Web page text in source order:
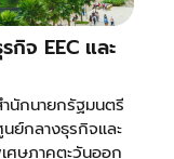
จ EEC และ
นักนายกรัฐมนตรี
ย์กลางธุรกิจและ
ศษภาคตะวันออก